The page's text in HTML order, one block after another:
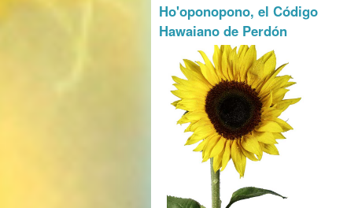
Ho'oponopono, el Código
Hawaiano de Perdón